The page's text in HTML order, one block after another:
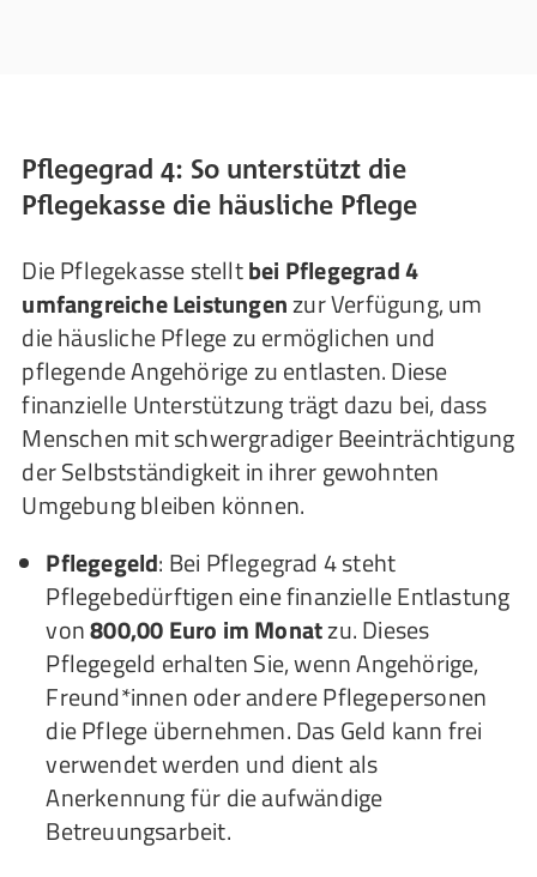
Pflegegrad 4: So unterstützt die
Pflegekasse die häusliche Pflege
Die Pflegekasse stelltbei Pflegegrad 4
umfangreiche Leistungenzur Verfügung, um
die häusliche Pflege zu ermöglichen und
pflegende Angehörige zu entlasten. Diese
finanzielle Unterstützung trägt dazu bei, dass
Menschen mit schwergradiger Beeinträchtigung
der Selbstständigkeit in ihrer gewohnten
Umgebung bleiben können.
Pflegegeld: Bei Pflegegrad 4 steht
Pflegebedürftigen eine finanzielle Entlastung
von800,00 Euro im Monatzu. Dieses
Pflegegeld erhalten Sie, wenn Angehörige,
Freund*innen oder andere Pflegepersonen
die Pflege übernehmen. Das Geld kann frei
verwendet werden und dient als
Anerkennung für die aufwändige
Betreuungsarbeit.